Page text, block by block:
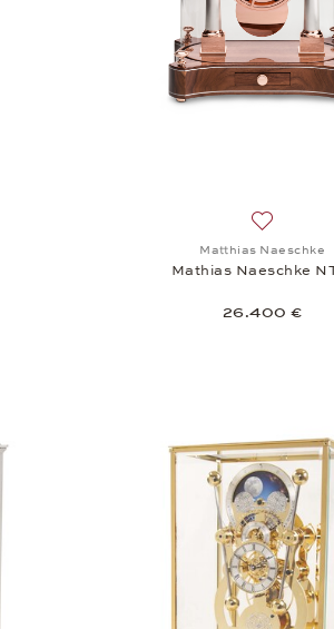
Matthias Naeschke
Mathias Naeschke
26.400 €